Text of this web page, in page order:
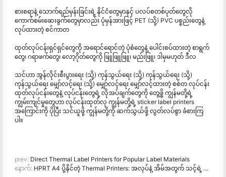
စားစရာနဲ့ သောက်ရည်မှန်းခြင်းရဲ့ နိုင်ငံတွေမှာနှင့် ပလပ်စတစ်ပုတ်တွေလို
ကောက်စမ်းဆေးခွက်တွေမှာလည်း ပုံမှန်အားဖြင့် PET (သို့) PVC ပစ္စည်းတွေနဲ့
လုပ်ထားတဲ့ စင်ကာတ
ထုတ်လုပ်ငန်းရှင်ရှင်တွေကို အရောင်ရောင်တဲ့ ပုံစံတွေနဲ့ ပေါင်းစပ်ထားတဲ့ စာရွက်
တွေ၊ ဂရာဖက်တွေ၊ လော့ဂိုတ်တွေကို ဖြူဖြူဖြူ၊ မည်းဖြူ၊ ဒါမှမဟုတ် ဒီလ
သင်ဟာ အွန်လိုင်းစီးပွားရေး (သို့) ကုန်သွယ်ရေး (သို့) ကုန်သွယ်ရေး (သို့)
ကုန်သွယ်ရေး မျှော်လင့်ရေး (သို့) မျှော်လင့်ရေး မျှော်လင့်ထားတဲ့ စစ်တ လုပ်ငန်း
ထုတ်လုပ်ငန်းတွေနဲ့ လုပ်ငန်းတွေရဲ့ လိုအပ်ချက်တွေကို တွေ့ဖို့ ကျွန်မတို့ရဲ့
ကျွမ်းကျင်မှုတွေဟာ လုပ်ငန်းထုတ်လု ကျွန်မတို့ရဲ့ sticker label printers
အကြောင်းကို ပိုပြီး သင်ယူဖို့ ကျွန်မတို့ကို ဆက်သွယ်ဖို့ လွတ်လပ်စွာ ခံစားကြ
ပါ။
prev: Direct Thermal Label Printers for Popular Label Materials
နောက်: HPRT A4 ပို့နိုင်တဲ့ Thermal Printers: အလုပ်နဲ့ အိမ်အတွက် သင့်ရဲ့ မိုဘိုင်းပုံနှိပ်ချက် ဖြေရှင်းမှု